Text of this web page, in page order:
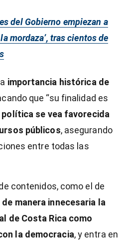
del Gobierno empiezan a
mordaza’, tras cientos de
importancia histórica de
que “su finalidad es
se vea favorecida
públicos, asegurando
entre todas las
contenidos, como el de
manera innecesaria la
de Costa Rica como
la democracia, y entra en